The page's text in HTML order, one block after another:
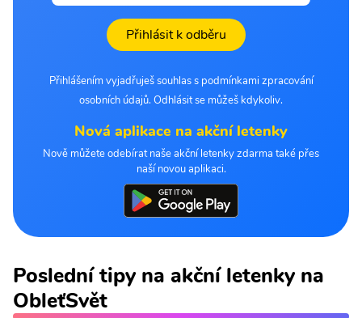
Přihlásit k odběru
Přihlášením vyjadřuješ souhlas s podmínkami zpracování
osobních údajů. Odhlásit se můžeš kdykoliv.
Nová aplikace na akční letenky
Nově můžete odebírat naše akční letenky zdarma také přes
naší novou aplikaci.
Poslední tipy na akční letenky na
ObleťSvět